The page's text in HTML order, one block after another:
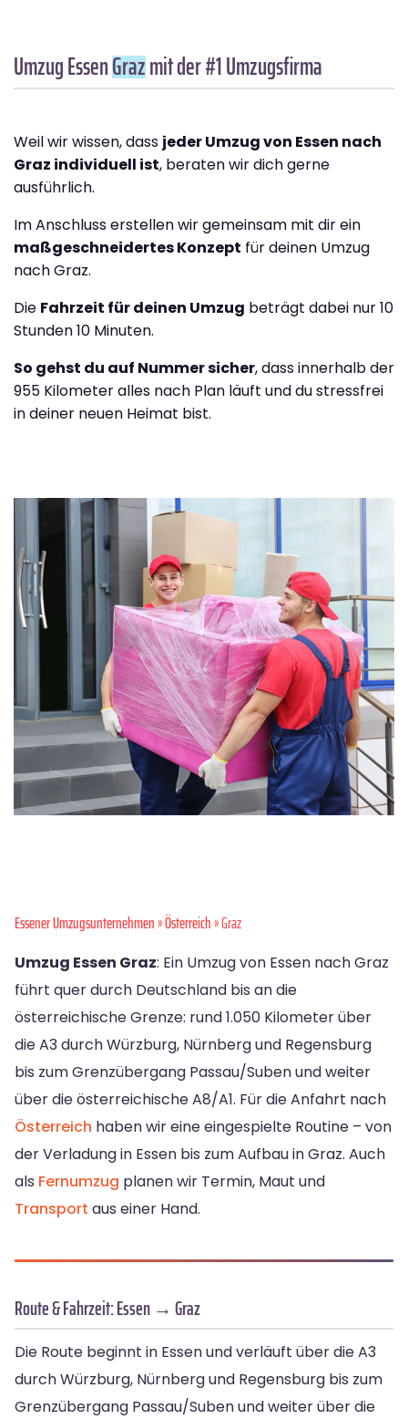
Umzug EssenGrazmit der #1 Umzugsfirma
Weil wir wissen, dass jeder Umzug von Essen nach
Graz individuell ist, beraten wir dich gerne
ausführlich.
Im Anschluss erstellen wir gemeinsam mit dir ein
maßgeschneidertes Konzept für deinen Umzug
nach Graz.
Die Fahrzeit für deinen Umzug beträgt dabei nur 10
Stunden 10 Minuten.
So gehst du auf Nummer sicher, dass innerhalb der
955 Kilometer alles nach Plan läuft und du stressfrei
in deiner neuen Heimat bist.
Essener Umzugsunternehmen»Österreich» Graz
Umzug Essen Graz: Ein Umzug von Essen nach Graz
führt quer durch Deutschland bis an die
österreichische Grenze: rund 1.050 Kilometer über
die A3 durch Würzburg, Nürnberg und Regensburg
bis zum Grenzübergang Passau/Suben und weiter
über die österreichische A8/A1. Für die Anfahrt nach
Österreich haben wir eine eingespielte Routine – von
der Verladung in Essen bis zum Aufbau in Graz. Auch
als Fernumzug planen wir Termin, Maut und
Transport aus einer Hand.
Route & Fahrzeit: Essen → Graz
Die Route beginnt in Essen und verläuft über die A3
durch Würzburg, Nürnberg und Regensburg bis zum
Grenzübergang Passau/Suben und weiter über die